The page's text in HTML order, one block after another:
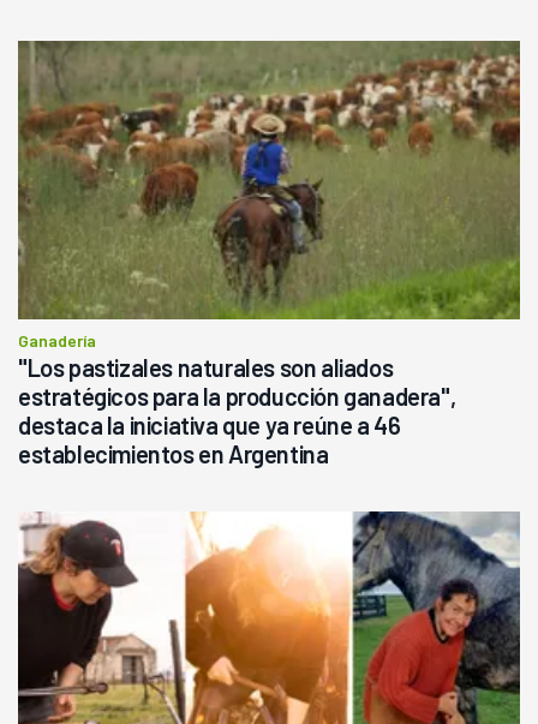
Ganadería
"Los pastizales naturales son aliados
estratégicos para la producción ganadera",
destaca la iniciativa que ya reúne a 46
establecimientos en Argentina